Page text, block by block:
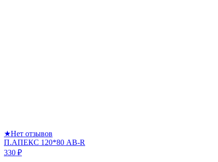
★Нет отзывов
П.АПЕКС 120*80 AВ-R
330 ₽